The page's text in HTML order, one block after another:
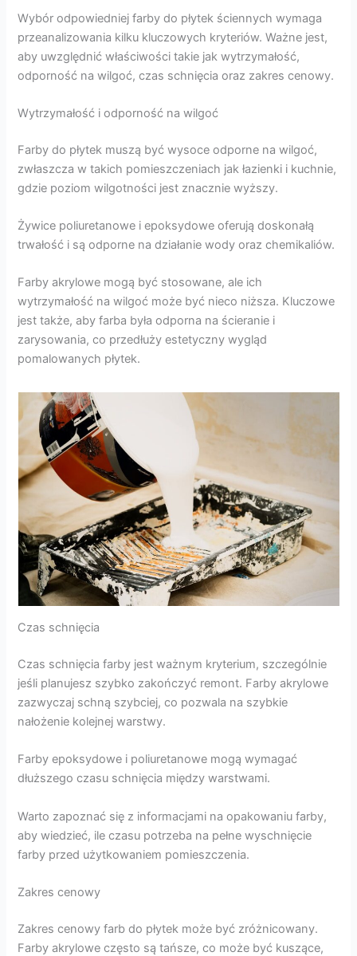
Wybór odpowiedniej farby do płytek ściennych wymaga
przeanalizowania kilku kluczowych kryteriów. Ważne jest,
aby uwzględnić właściwości takie jak wytrzymałość,
odporność na wilgoć, czas schnięcia oraz zakres cenowy.
Wytrzymałość i odporność na wilgoć
Farby do płytek muszą być wysoce odporne na wilgoć,
zwłaszcza w takich pomieszczeniach jak łazienki i kuchnie,
gdzie poziom wilgotności jest znacznie wyższy.
Żywice poliuretanowe i epoksydowe oferują doskonałą
trwałość i są odporne na działanie wody oraz chemikaliów.
Farby akrylowe mogą być stosowane, ale ich
wytrzymałość na wilgoć może być nieco niższa. Kluczowe
jest także, aby farba była odporna na ścieranie i
zarysowania, co przedłuży estetyczny wygląd
pomalowanych płytek.
Czas schnięcia
Czas schnięcia farby jest ważnym kryterium, szczególnie
jeśli planujesz szybko zakończyć remont. Farby akrylowe
zazwyczaj schną szybciej, co pozwala na szybkie
nałożenie kolejnej warstwy.
Farby epoksydowe i poliuretanowe mogą wymagać
dłuższego czasu schnięcia między warstwami.
Warto zapoznać się z informacjami na opakowaniu farby,
aby wiedzieć, ile czasu potrzeba na pełne wyschnięcie
farby przed użytkowaniem pomieszczenia.
Zakres cenowy
Zakres cenowy farb do płytek może być zróżnicowany.
Farby akrylowe często są tańsze, co może być kuszące,